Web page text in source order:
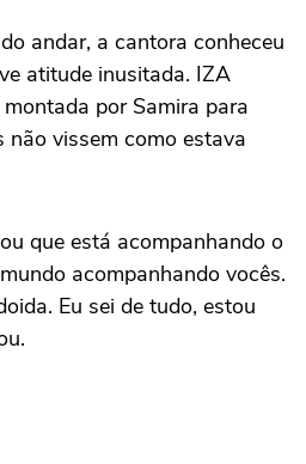
andar, a cantora conheceu
atitude inusitada. IZA
por Samira para
vissem como estava
que está acompanhando o
acompanhando vocês.
Eu sei de tudo, estou